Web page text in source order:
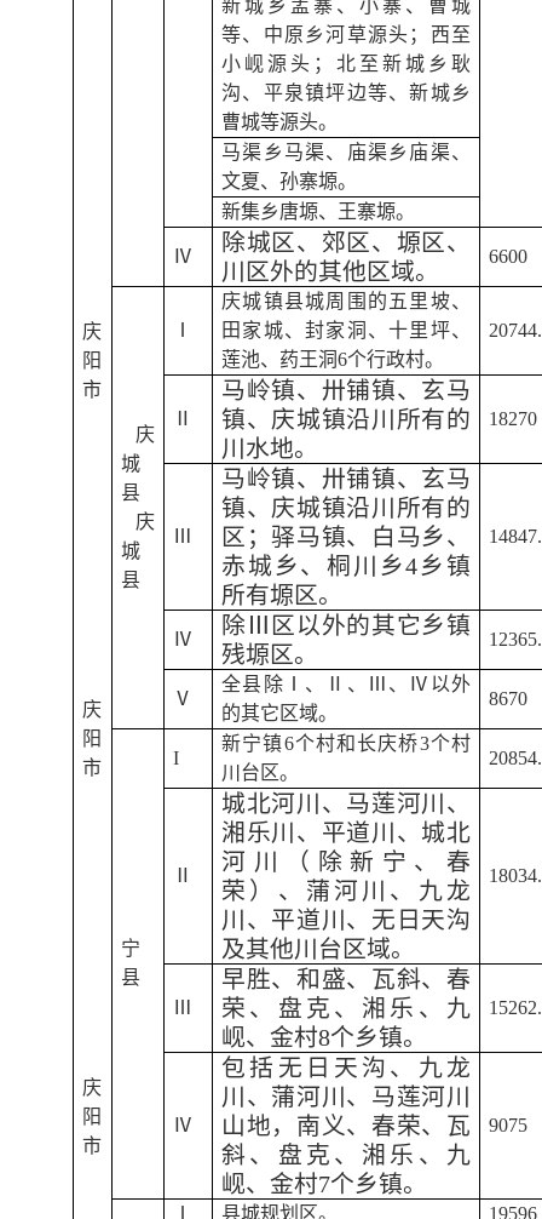
庆
阳
市
庆
阳
市
庆
阳
市
新城乡孟寨、小寨、曹城
等、中原乡河草源头；西至
小岘源头；北至新城乡耿
沟、平泉镇坪边等、新城乡
曹城等源头。
马渠乡马渠、庙渠乡庙渠、
文夏、孙寨塬。
新集乡唐塬、王寨塬。
Ⅳ
除城区、郊区、塬区、
川区外的其他区域。
6600
庆
城
县
庆
城
县
庆城镇县城周围的五里坡、
田家城、封家洞、十里坪、
莲池、药王洞6个行政村。
马岭镇、卅铺镇、玄马
镇、庆城镇沿川所有的
川水地。
18270
马岭镇、卅铺镇、玄马
镇、庆城镇沿川所有的
区；驿马镇、白马乡、
赤城乡、桐川乡4乡镇
所有塬区。
Ⅳ
除Ⅲ区以外的其它乡镇
残塬区。
Ⅴ
全县除Ⅰ、Ⅱ、Ⅲ、Ⅳ以外
的其它区域。
8670
宁
县
I
新宁镇6个村和长庆桥3个村
川台区。
城北河川、马莲河川、
湘乐川、平道川、城北
河川（除新宁、春
荣）、蒲河川、九龙
川、平道川、无日天沟
及其他川台区域。
早胜、和盛、瓦斜、春
荣、盘克、湘乐、九
岘、金村8个乡镇。
Ⅳ
包括无日天沟、九龙
川、蒲河川、马莲河川
山地，南义、春荣、瓦
斜、盘克、湘乐、九
岘、金村7个乡镇。
9075
县城规划区。 19596